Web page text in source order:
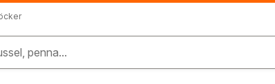
penna...